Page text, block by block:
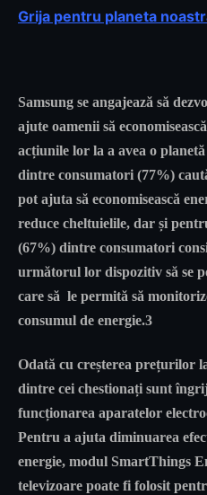
Grija pentru planeta
Samsung se angajează să
ajute oamenii să
acțiunile lor la a avea o
dintre consumatori (77%)
pot ajuta să economisească
reduce cheltuielile, dar și
(67%) dintre consumatori
următorul lor dispozitiv să se
care să le permită să
consumul de energie.3
Odată cu creșterea prețurilor
dintre cei chestionați sunt
funcționarea aparatelor
Pentru a ajuta diminuarea
energie, modul SmartThings
televizoare poate fi folosit